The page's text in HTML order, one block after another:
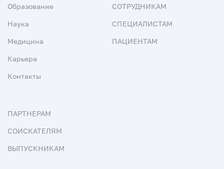
Образование
Наука
Медицина
Карьера
Контакты
СОТРУДНИКАМ
СПЕЦИАЛИСТАМ
ПАЦИЕНТАМ
ПАРТНЕРАМ
СОИСКАТЕЛЯМ
ВЫПУСКНИКАМ